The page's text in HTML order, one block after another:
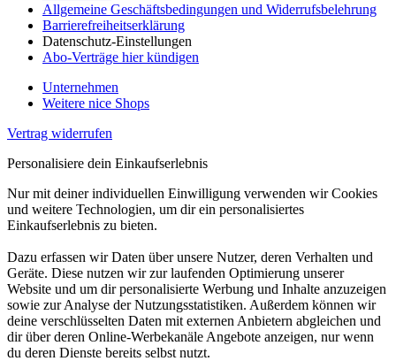
Allgemeine Geschäftsbedingungen und Widerrufsbelehrung
Barrierefreiheitserklärung
Datenschutz-Einstellungen
Abo-Verträge hier kündigen
Unternehmen
Weitere nice Shops
Vertrag widerrufen
Personalisiere dein Einkaufserlebnis
Nur mit deiner individuellen Einwilligung verwenden wir Cookies
und weitere Technologien, um dir ein personalisiertes
Einkaufserlebnis zu bieten.
Dazu erfassen wir Daten über unsere Nutzer, deren Verhalten und
Geräte. Diese nutzen wir zur laufenden Optimierung unserer
Website und um dir personalisierte Werbung und Inhalte anzuzeigen
sowie zur Analyse der Nutzungsstatistiken. Außerdem können wir
deine verschlüsselten Daten mit externen Anbietern abgleichen und
dir über deren Online-Werbekanäle Angebote anzeigen, nur wenn
du deren Dienste bereits selbst nutzt.